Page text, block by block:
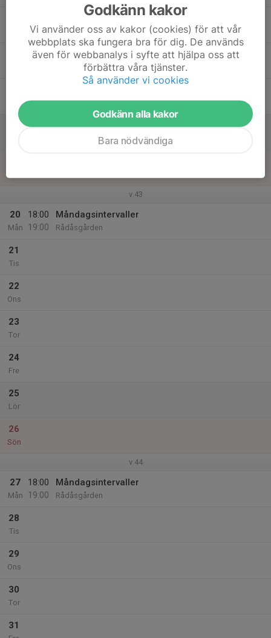
v.43
20
Mån
18:00
19:00
Måndagsintervaller
Rådåsgården
21
Tis
22
Ons
23
Tor
24
Fre
25
Lör
26
Sön
v.44
27
Mån
18:00
19:00
Måndagsintervaller
Rådåsgården
28
Tis
29
Ons
30
Tor
31
Godkänn kakor
Vi använder oss av kakor (cookies) för att vår
webbplats ska fungera bra för dig. De används
även för webbanalys i syfte att hjälpa oss att
förbättra våra tjänster.
Så använder vi cookies
Godkänn alla kakor
Bara nödvändiga